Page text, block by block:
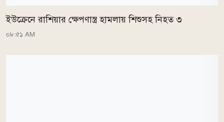
ইউক্রেনে রাশিয়ার ক্ষেপণাস্ত্র হামলায় শিশুসহ নিহত ৩
০৮:৫১ AM